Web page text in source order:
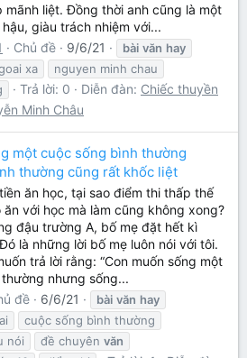
mãnh liệt. Đồng thời anh cũng là một
giàu trách nhiệm với...
Chủ đề 9/6/21 bài văn hay
xa
nguyen minh chau
Trả lời: 0 Diễn đàn: Chiếc thuyền
Minh Châu
một cuộc sống bình thường
thường cũng rất khốc liệt
ăn học, tại sao điểm thi thấp thế
ăn với học mà làm cũng không xong?
đậu trường A, bố mẹ đặt hết kì
là những lời bố mẹ luôn nói với tôi.
trả lời rằng: “Con muốn sống một
nhưng sống...
đề 6/6/21 bài văn hay
cuộc sống bình thường
nói
đề chuyên văn